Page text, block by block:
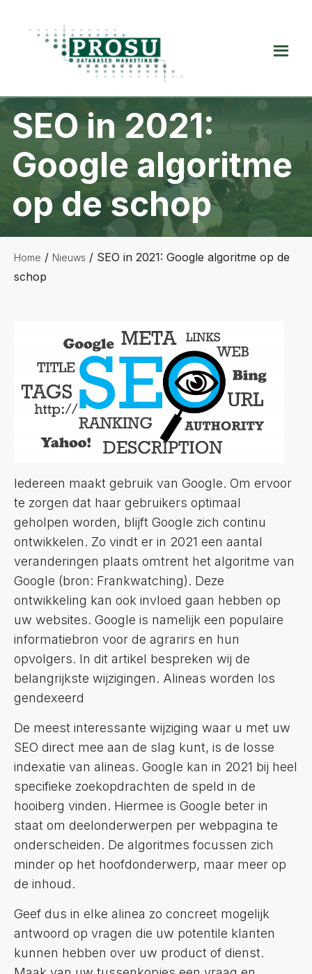
hoofdnavigatie
voettekst
Prosu
Databased
Marketing
SEO in 2021:
Google algoritme
op de schop
Home / Nieuws / SEO in 2021: Google algoritme op de
schop
Iedereen maakt gebruik van Google. Om ervoor
te zorgen dat haar gebruikers optimaal
geholpen worden, blijft Google zich continu
ontwikkelen. Zo vindt er in 2021 een aantal
veranderingen plaats omtrent het algoritme van
Google (bron: Frankwatching). Deze
ontwikkeling kan ook invloed gaan hebben op
uw websites. Google is namelijk een populaire
informatiebron voor de agrarirs en hun
opvolgers. In dit artikel bespreken wij de
belangrijkste wijzigingen. Alineas worden los
gendexeerd
De meest interessante wijziging waar u met uw
SEO direct mee aan de slag kunt, is de losse
indexatie van alineas. Google kan in 2021 bij heel
specifieke zoekopdrachten de speld in de
hooiberg vinden. Hiermee is Google beter in
staat om deelonderwerpen per webpagina te
onderscheiden. De algoritmes focussen zich
minder op het hoofdonderwerp, maar meer op
de inhoud.
Geef dus in elke alinea zo concreet mogelijk
antwoord op vragen die uw potentile klanten
kunnen hebben over uw product of dienst.